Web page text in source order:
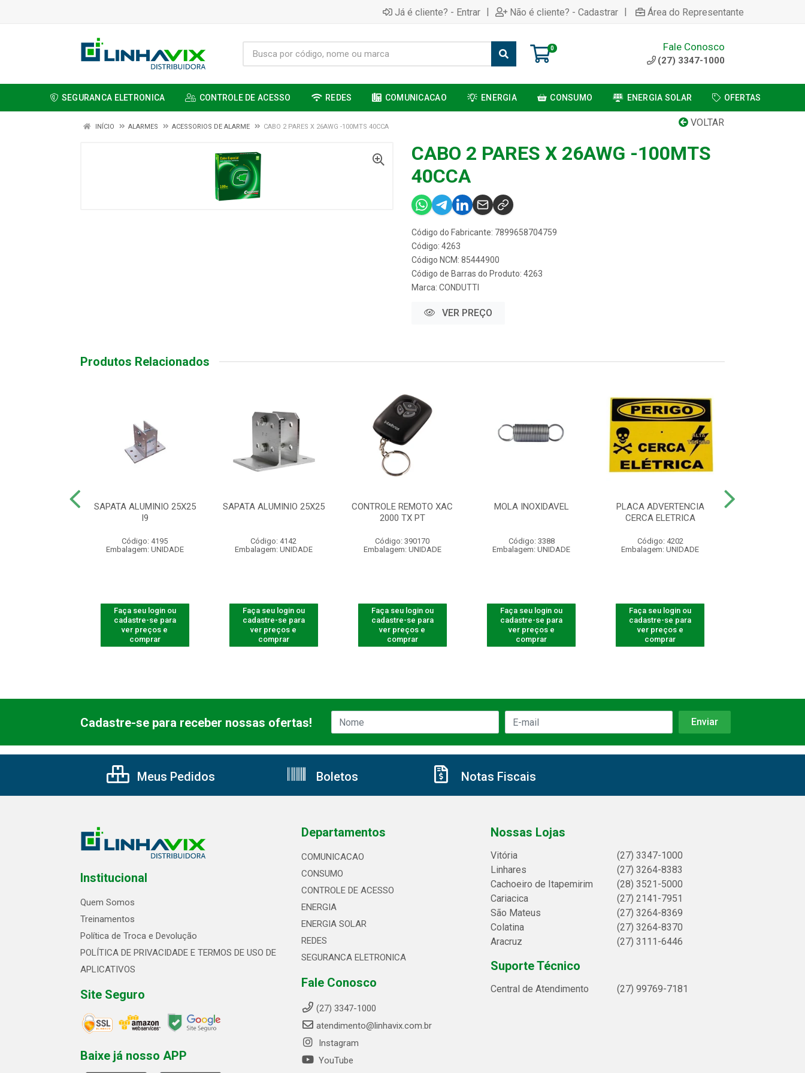
Já é cliente? - Entrar | Não é cliente? - Cadastrar | Área do Representante
0 Fale Conosco
(27) 3347-1000
SEGURANCA ELETRONICA CONTROLE DE ACESSO REDES COMUNICACAO ENERGIA CONSUMO ENERGIA SOLAR OFERTAS
VOLTAR
INÍCIO ALARMES ACESSORIOS DE ALARME CABO 2 PARES X 26AWG -100MTS 40CCA
CABO 2 PARES X 26AWG -100MTS
40CCA
Código do Fabricante: 7899658704759
Código: 4263
Código NCM: 85444900
Código de Barras do Produto: 4263
Marca: CONDUTTI
VER PREÇO
Produtos Relacionados
SAPATA ALUMINIO 25X25
I9
Código: 4195
Embalagem: UNIDADE
Faça seu login ou
cadastre-se para
ver preços e
comprar
SAPATA ALUMINIO 25X25
Código: 4142
Embalagem: UNIDADE
Faça seu login ou
cadastre-se para
ver preços e
comprar
CONTROLE REMOTO XAC
2000 TX PT
Código: 390170
Embalagem: UNIDADE
Faça seu login ou
cadastre-se para
ver preços e
comprar
MOLA INOXIDAVEL
Código: 3388
Embalagem: UNIDADE
Faça seu login ou
cadastre-se para
ver preços e
comprar
PLACA ADVERTENCIA
CERCA ELETRICA
Código: 4202
Embalagem: UNIDADE
Faça seu login ou
cadastre-se para
ver preços e
comprar
Cadastre-se para receber nossas ofertas!
Meus Pedidos Boletos Notas Fiscais
Institucional
Quem Somos
Treinamentos
Política de Troca e Devolução
POLÍTICA DE PRIVACIDADE E TERMOS DE USO DE
APLICATIVOS
Site Seguro
Baixe já nosso APP
Departamentos
COMUNICACAO
CONSUMO
CONTROLE DE ACESSO
ENERGIA
ENERGIA SOLAR
REDES
SEGURANCA ELETRONICA
Fale Conosco
(27) 3347-1000
atendimento@linhavix.com.br
Instagram
YouTube
Nossas Lojas
Vitória
(27) 3347-1000
Linhares
(27) 3264-8383
Cachoeiro de Itapemirim
(28) 3521-5000
Cariacica
(27) 2141-7951
São Mateus
(27) 3264-8369
Colatina
(27) 3264-8370
Aracruz
(27) 3111-6446
Suporte Técnico
Central de Atendimento (27) 99769-7181